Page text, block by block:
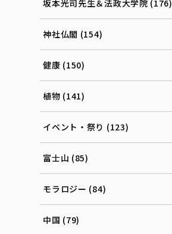
坂本光司先生＆法政大学院 (176)
神社仏閣 (154)
健康 (150)
植物 (141)
イベント・祭り (123)
富士山 (85)
モラロジー (84)
中国 (79)